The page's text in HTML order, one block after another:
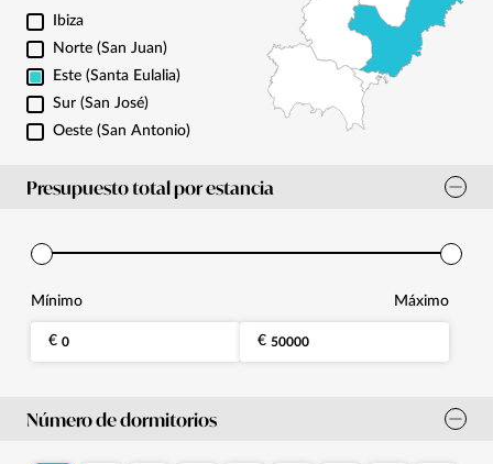
Ibiza
Norte (San Juan)
Este (Santa Eulalia)
Sur (San José)
Oeste (San Antonio)
Presupuesto total por estancia
Mínimo Máximo
Número de dormitorios